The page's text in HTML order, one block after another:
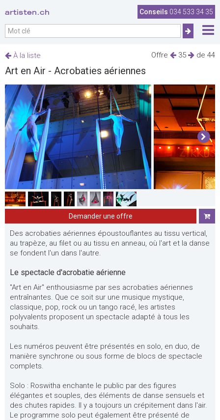
artisten.ch Conseils 034 533 34 35
Offre 35 de 44
À la liste
Art en Air - Acrobaties aériennes
Demander une offre
Des acrobaties aériennes époustouflantes au tissu vertical,
au trapèze, au filet ou au tissu en anneau, où l'art et la danse
se fondent l'un dans l'autre.
Le spectacle d'acrobatie aérienne
"Art en Air" enthousiasme par ses acrobaties aériennes
entraînantes. Que ce soit sur une musique mystique,
classique, pop, rock ou un tango racé, les artistes
polyvalents proposent un spectacle adapté à tous les
souhaits.
Les numéros peuvent être présentés en solo, en duo, de
manière synchrone ou sous forme de blocs de spectacle
complets.
Solo : Roswitha enchante le public par des figures
élégantes et souples, des éléments de danse sensuels et
des chutes rapides. Il y a toujours un crépitement dans l'air.
Le programme solo peut également être présenté de